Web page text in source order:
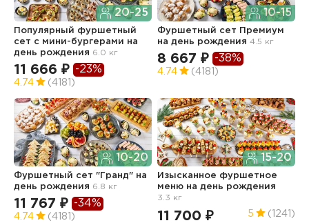
20-25
Популярный фуршетный
сет c мини-бургерами на
день рождения 6.0 кг
11 666 ₽ -23%
4.74 (4181)
10-15
Фуршетный сет Премиум
на день рождения 4.5 кг
8 667 ₽ -38%
4.74 (4181)
10-20
Фуршетный сет "Гранд" на
день рождения 6.8 кг
11 767 ₽ -34%
4.74 (4181)
15-20
Изысканное фуршетное
меню на день рождения
3.3 кг
11 700 ₽ 5 (1241)